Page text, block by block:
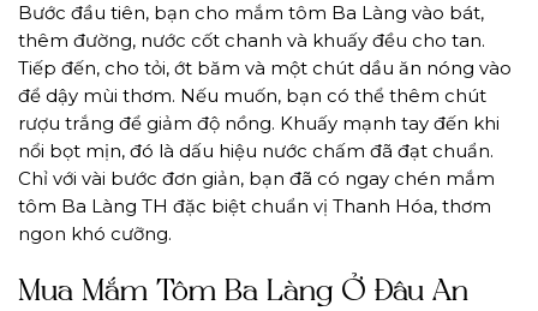
Bước đầu tiên, bạn cho mắm tôm Ba Làng vào bát,
thêm đường, nước cốt chanh và khuấy đều cho tan.
Tiếp đến, cho tỏi, ớt băm và một chút dầu ăn nóng vào
để dậy mùi thơm. Nếu muốn, bạn có thể thêm chút
rượu trắng để giảm độ nồng. Khuấy mạnh tay đến khi
nổi bọt mịn, đó là dấu hiệu nước chấm đã đạt chuẩn.
Chỉ với vài bước đơn giản, bạn đã có ngay chén mắm
tôm Ba Làng TH đặc biệt chuẩn vị Thanh Hóa, thơm
ngon khó cưỡng.
Mua Mắm Tôm Ba Làng Ở Đâu An